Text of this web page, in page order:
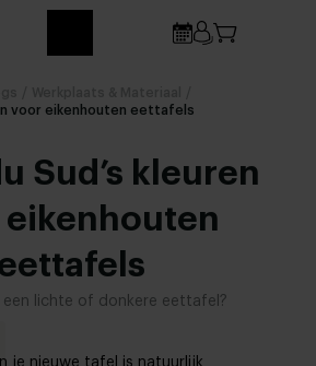
voor eikenhouten eettafels
Sud’s kleuren
eikenhouten
een lichte of donkere eettafel?
je nieuwe tafel is natuurlijk